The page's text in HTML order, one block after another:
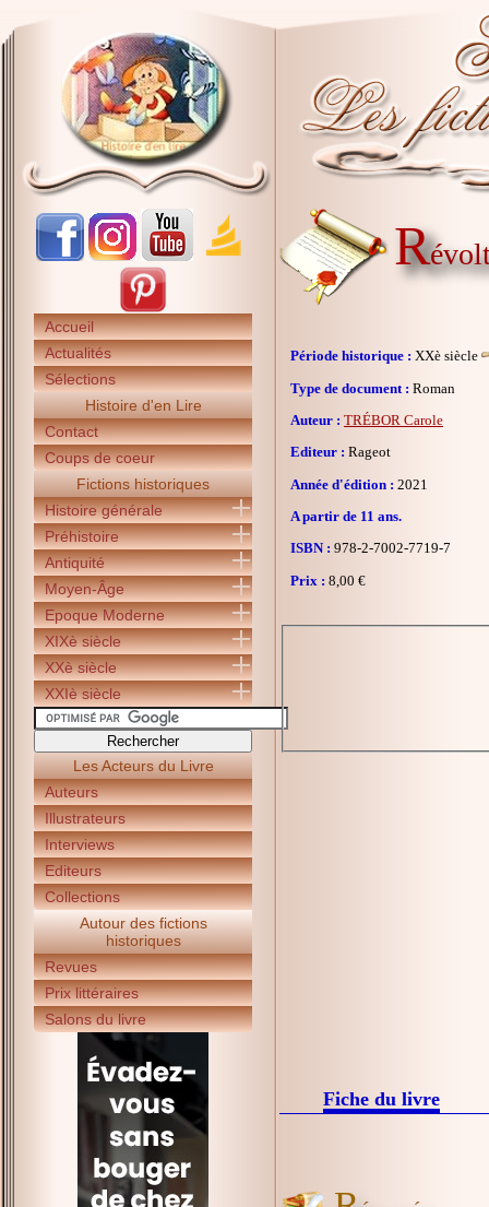
Accueil
Actualités
Sélections
Histoire d'en Lire
Contact
Coups de coeur
Fictions historiques
Histoire générale
Préhistoire
Antiquité
Moyen-Âge
Epoque Moderne
XIXè siècle
XXè siècle
XXIè siècle
Les Acteurs du Livre
Auteurs
Illustrateurs
Interviews
Editeurs
Collections
Autour des fictions
historiques
Revues
Prix littéraires
Salons du livre
R
Période historique : XXè siècle
Type de document : Roman
Auteur : TRÉBOR Carole
Editeur : Rageot
Année d'édition : 2021
A partir de 11 ans.
ISBN : 978-2-7002-7719-7
Prix : 8,00 €
Fiche du livre